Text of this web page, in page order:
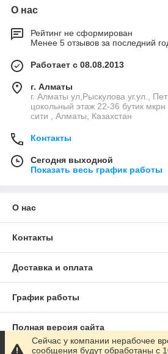
О нас
Рейтинг не сформирован
Менее 5 отзывов за последний
Работает с 08.08.2013
г. Алматы
г. Алматы ул,Рыскулова уг.ул.,
цокольный этаж 22-36 бутик
сити , Алматы, Казахстан
Контакты
Сегодня выходной
Показать весь график работы
О нас
Контакты
Доставка и оплата
График работы
Полная версия сайта
Сейчас у компании нерабочее
сообщения будут обработаны с